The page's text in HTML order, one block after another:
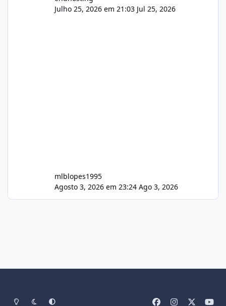
Julho 25, 2026 em 21:03 Jul 25, 2026
mlblopes1995
Agosto 3, 2026 em 23:24 Ago 3, 2026
Light ModeDark ModeSystem Preference